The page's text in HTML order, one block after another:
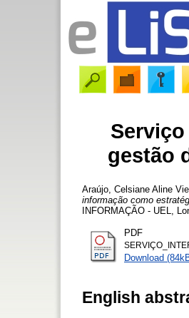
gestão
Araújo, Celsiane Aline
informação como
INFORMAÇÃO - UEL,
PDF
Download
English